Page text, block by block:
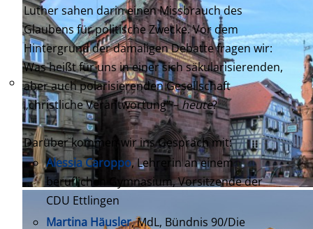
Luther sahen darin einen Missbrauch des
Glaubens für politische Zwecke. Vor dem
Hintergrund der damaligen Debatte fragen wir:
Was heißt für uns in einer sich säkularisierenden,
aber auch polarisierenden Gesellschaft
„christliche Verantwortung“ –heute?
Darüber kommen wir ins Gespräch mit:
Alessia Caroppo, Lehrerin an einem
beruflichen Gymnasium, Vorsitzende der
CDU Ettlingen
Martina Häusler, MdL, Bündnis 90/Die